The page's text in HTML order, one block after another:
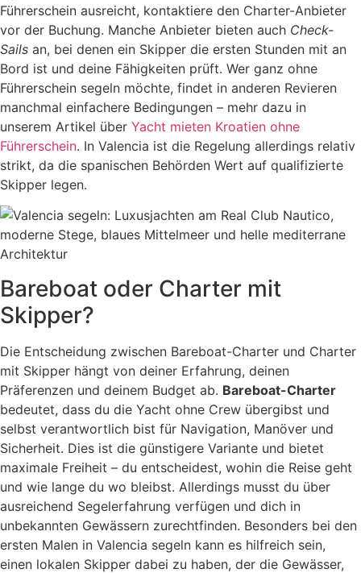
Führerschein ausreicht, kontaktiere den Charter-Anbieter
vor der Buchung. Manche Anbieter bieten auch Check-
Sails an, bei denen ein Skipper die ersten Stunden mit an
Bord ist und deine Fähigkeiten prüft. Wer ganz ohne
Führerschein segeln möchte, findet in anderen Revieren
manchmal einfachere Bedingungen – mehr dazu in
unserem Artikel über Yacht mieten Kroatien ohne
Führerschein. In Valencia ist die Regelung allerdings relativ
strikt, da die spanischen Behörden Wert auf qualifizierte
Skipper legen.
Bareboat oder Charter mit
Skipper?
Die Entscheidung zwischen Bareboat-Charter und Charter
mit Skipper hängt von deiner Erfahrung, deinen
Präferenzen und deinem Budget ab. Bareboat-Charter
bedeutet, dass du die Yacht ohne Crew übergibst und
selbst verantwortlich bist für Navigation, Manöver und
Sicherheit. Dies ist die günstigere Variante und bietet
maximale Freiheit – du entscheidest, wohin die Reise geht
und wie lange du wo bleibst. Allerdings musst du über
ausreichend Segelerfahrung verfügen und dich in
unbekannten Gewässern zurechtfinden. Besonders bei den
ersten Malen in Valencia segeln kann es hilfreich sein,
einen lokalen Skipper dabei zu haben, der die Gewässer,